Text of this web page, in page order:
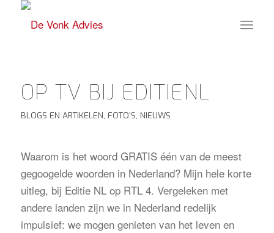
OP TV BIJ EDITIENL
BLOGS EN ARTIKELEN, FOTO'S, NIEUWS
Waarom is het woord GRATIS één van de meest
gegoogelde woorden in Nederland? Mijn hele korte
uitleg, bij Editie NL op RTL 4. Vergeleken met
andere landen zijn we in Nederland redelijk
impulsief: we mogen genieten van het leven en